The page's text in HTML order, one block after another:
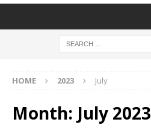
HOME 2023 July
Month: July 2023